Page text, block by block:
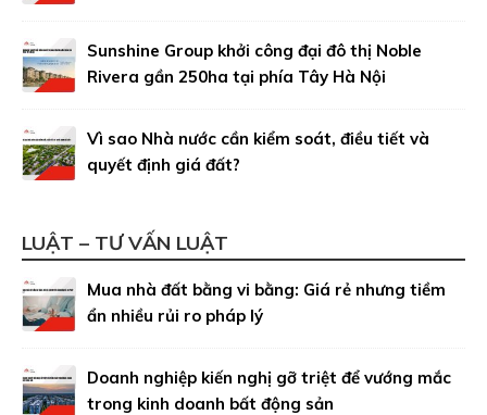
Sunshine Group khởi công đại đô thị Noble
Rivera gần 250ha tại phía Tây Hà Nội
Vì sao Nhà nước cần kiểm soát, điều tiết và
quyết định giá đất?
LUẬT – TƯ VẤN LUẬT
Mua nhà đất bằng vi bằng: Giá rẻ nhưng tiềm
ẩn nhiều rủi ro pháp lý
Doanh nghiệp kiến nghị gỡ triệt để vướng mắc
trong kinh doanh bất động sản